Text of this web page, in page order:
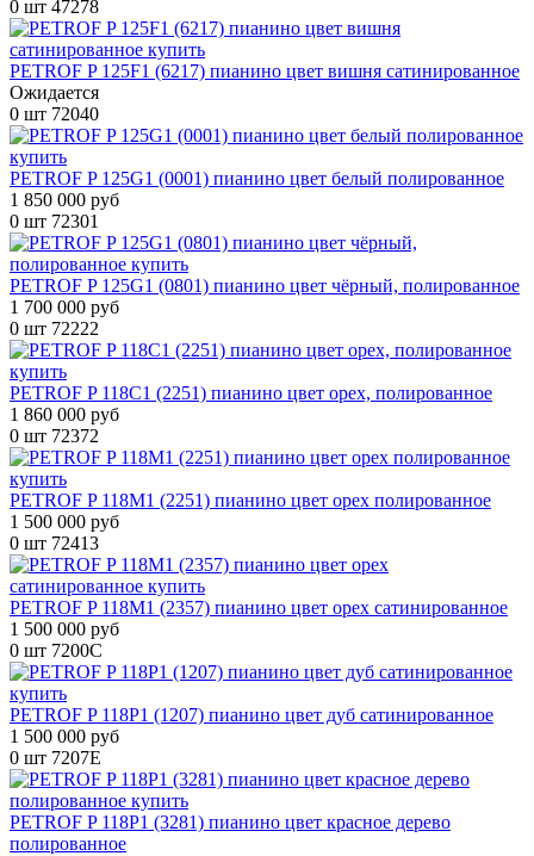
0 шт 47278
PETROF P 125F1 (6217) пианино цвет вишня сатинированное
Ожидается
0 шт 72040
PETROF P 125G1 (0001) пианино цвет белый полированное
1 850 000 руб
0 шт 72301
PETROF P 125G1 (0801) пианино цвет чёрный, полированное
1 700 000 руб
0 шт 72222
PETROF P 118C1 (2251) пианино цвет орех, полированное
1 860 000 руб
0 шт 72372
PETROF P 118M1 (2251) пианино цвет орех полированное
1 500 000 руб
0 шт 72413
PETROF P 118M1 (2357) пианино цвет орех сатинированное
1 500 000 руб
0 шт 7200C
PETROF P 118P1 (1207) пианино цвет дуб сатинированное
1 500 000 руб
0 шт 7207E
PETROF P 118P1 (3281) пианино цвет красное дерево
полированное